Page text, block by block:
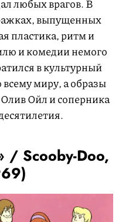
любых врагов. В
выпущенных
пластика, ритм и
и комедии немого
в культурный
миру, а образы
Ойл и соперника
/ Scooby-Doo,